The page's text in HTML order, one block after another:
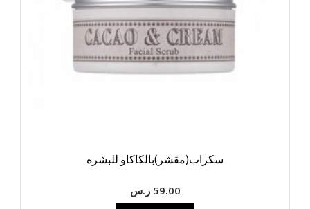
سكراب(مقشر)بالكاكاو للبشره
59.00 ر.س